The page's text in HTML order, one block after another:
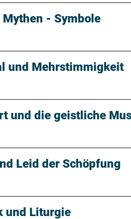
- Symbole
und Mehrstimmigkeit
und die geistliche
Leid der Schöpfung
und Liturgie